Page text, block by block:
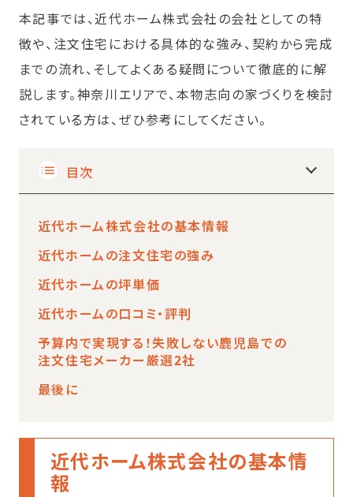
本記事では、近代ホーム株式会社の会社としての特
徴や、注文住宅における具体的な強み、契約から完成
までの流れ、そしてよくある疑問について徹底的に解
説します。神奈川エリアで、本物志向の家づくりを検討
されている方は、ぜひ参考にしてください。
目次
近代ホーム株式会社の基本情報
近代ホームの注文住宅の強み
近代ホームの坪単価
近代ホームの口コミ・評判
予算内で実現する！失敗しない鹿児島での
注文住宅メーカー厳選2社
最後に
近代ホーム株式会社の基本情
報